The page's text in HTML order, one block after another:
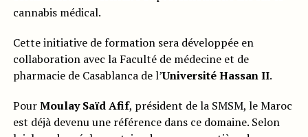
cannabis médical.
Cette initiative de formation sera développée en
collaboration avec la Faculté de médecine et de
pharmacie de Casablanca de l’Université Hassan II.
PourMoulay Saïd Afif, président de la SMSM, le Maroc
est déjà devenu une référence dans ce domaine. Selon